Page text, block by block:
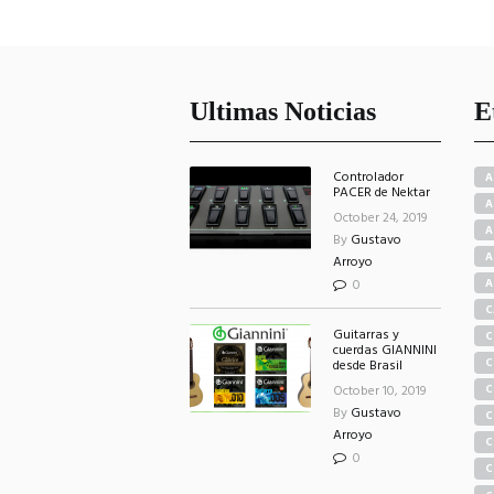
Ultimas Noticias
Controlador
PACER de Nektar
October 24, 2019
By Gustavo
Arroyo
0
Guitarras y
cuerdas GIANNINI
desde Brasil
October 10, 2019
By Gustavo
Arroyo
0